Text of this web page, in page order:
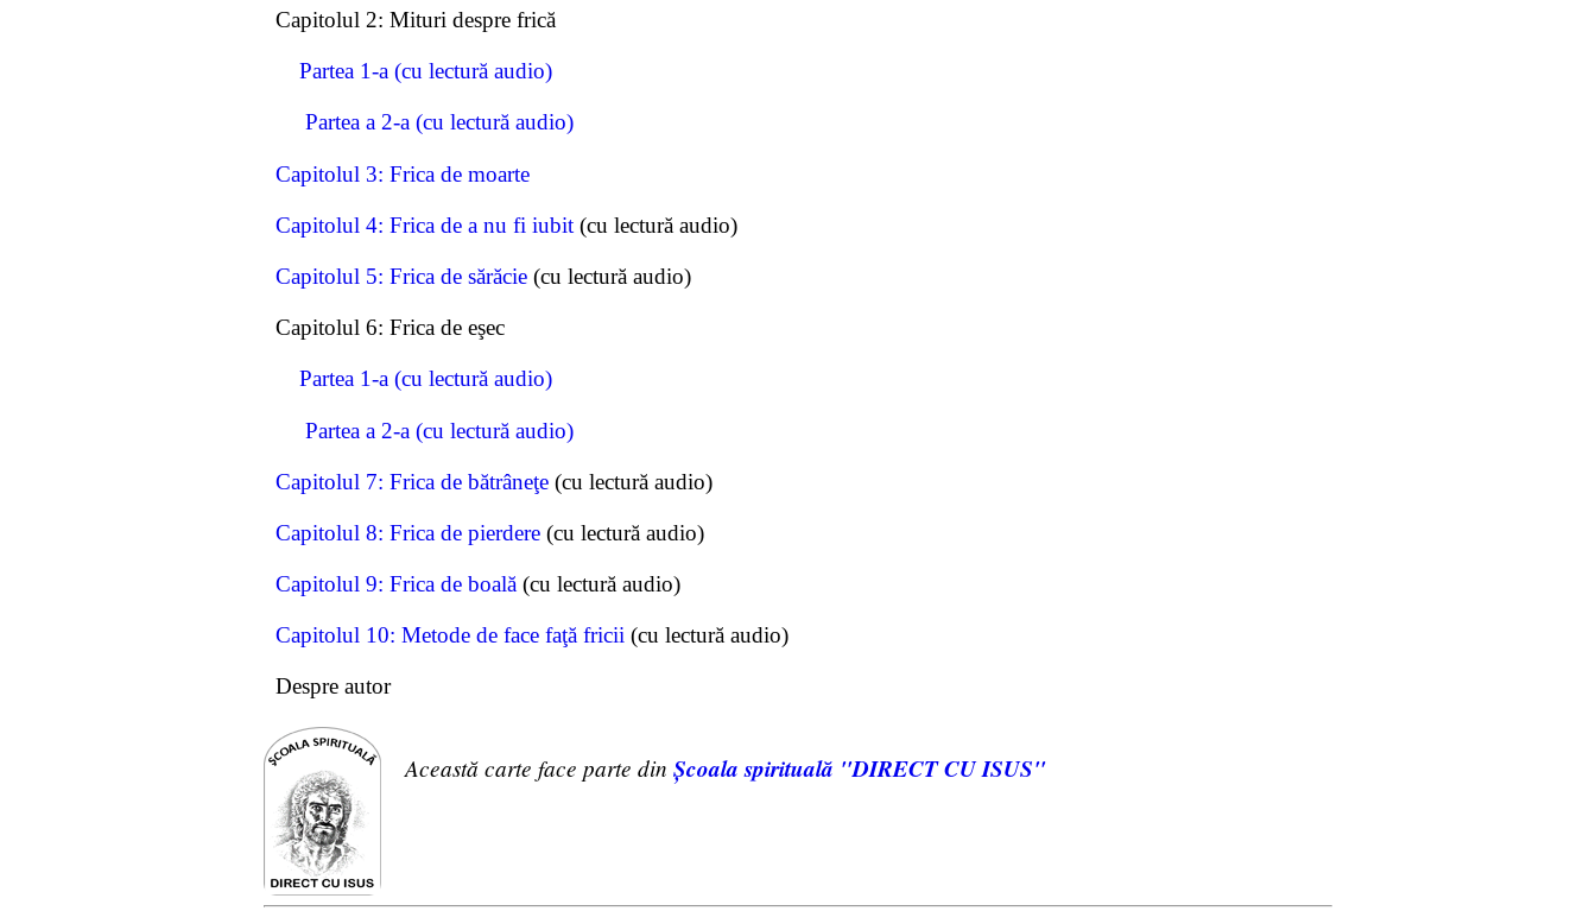
Capitolul 2: Mituri despre frică
Partea 1-a (cu lectură audio)
Partea a 2-a (cu lectură audio)
Capitolul 3: Frica de moarte
Capitolul 4: Frica de a nu fi iubit(cu lectură audio)
Capitolul 5: Frica de sărăcie(cu lectură audio)
Capitolul 6: Frica de eşec
Partea 1-a (cu lectură audio)
Partea a 2-a (cu lectură audio)
Capitolul 7: Frica de bătrâneţe(cu lectură audio)
Capitolul 8: Frica de pierdere(cu lectură audio)
Capitolul 9: Frica de boală(cu lectură audio)
Capitolul 10: Metode de face faţă fricii(cu lectură audio)
Despre autor
Această carte face parte din Şcoala spirituală "DIRECT CU ISUS"